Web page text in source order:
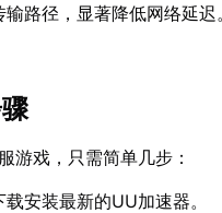
路径，显著降低网络延
游戏，只需简单几步：
安装最新的UU加速器。